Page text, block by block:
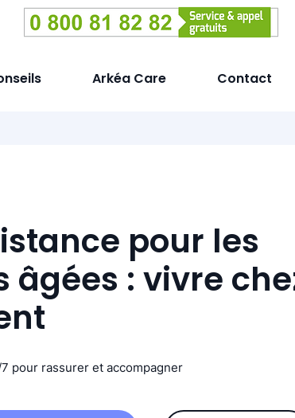
Arkéa Care Contact
pour les
âgées : vivre
pour rassurer et accompagner